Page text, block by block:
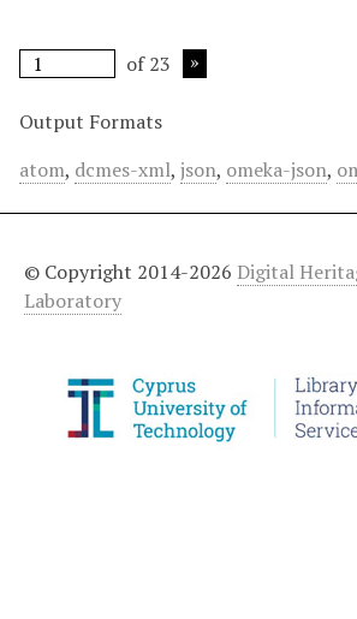
of 23
Output Formats
atom, dcmes-xml, json, omeka-json,
© Copyright 2014-2026 Digital
Laboratory